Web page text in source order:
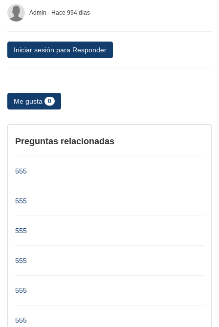
Admin · Hace 994 días
Iniciar sesión para Responder
Me gusta 0
Preguntas relacionadas
555
555
555
555
555
555